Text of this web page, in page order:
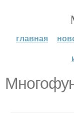
главная